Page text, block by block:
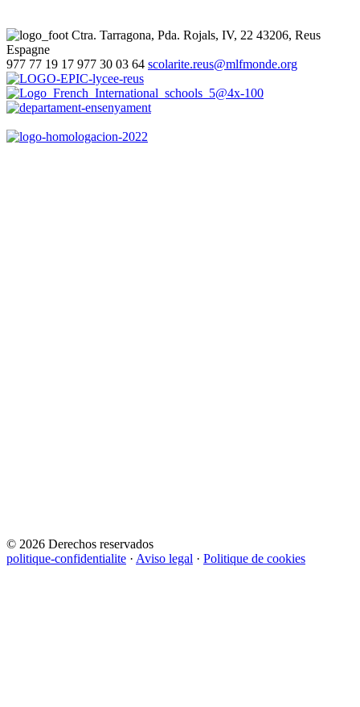
Ctra. Tarragona, Pda. Rojals, IV, 22 43206, Reus
Espagne
977 77 19 17 977 30 03 64 scolarite.reus@mlfmonde.org
© 2026 Derechos reservados
politique-confidentialite · Aviso legal · Politique de cookies